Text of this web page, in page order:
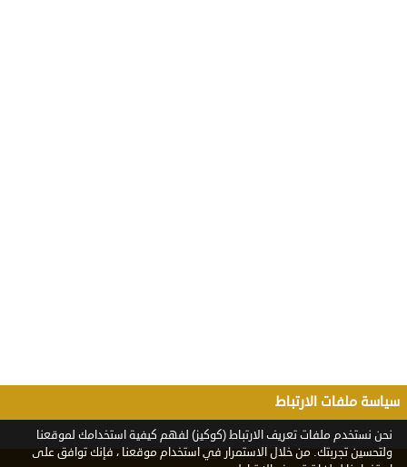
سياسة ملفات الارتباط
نحن نستخدم ملفات تعريف الارتباط (كوكيز) لفهم كيفية استخدامك لموقعنا
ولتحسين تجربتك. من خلال الاستمرار في استخدام موقعنا ، فإنك توافق على